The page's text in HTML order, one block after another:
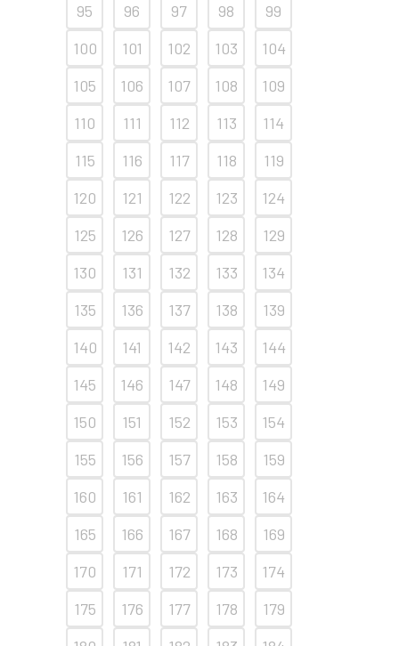
95
96 97 98
99
100
101 102 103
104
105
106 107 108
109
110
111 112 113
114
115
116 117 118
119
120
121 122 123
124
125
126 127 128
129
130
131 132 133
134
135
136 137 138
139
140
141 142 143
144
145
146 147 148
149
150
151 152 153
154
155
156 157 158
159
160
161 162 163
164
165
166 167 168
169
170
171 172 173
174
175
176 177 178
179